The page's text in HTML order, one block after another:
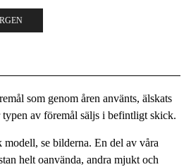
som genom åren använts, älskats
av föremål säljs i befintligt skick.
se bilderna. En del av våra
helt oanvända, andra mjukt och